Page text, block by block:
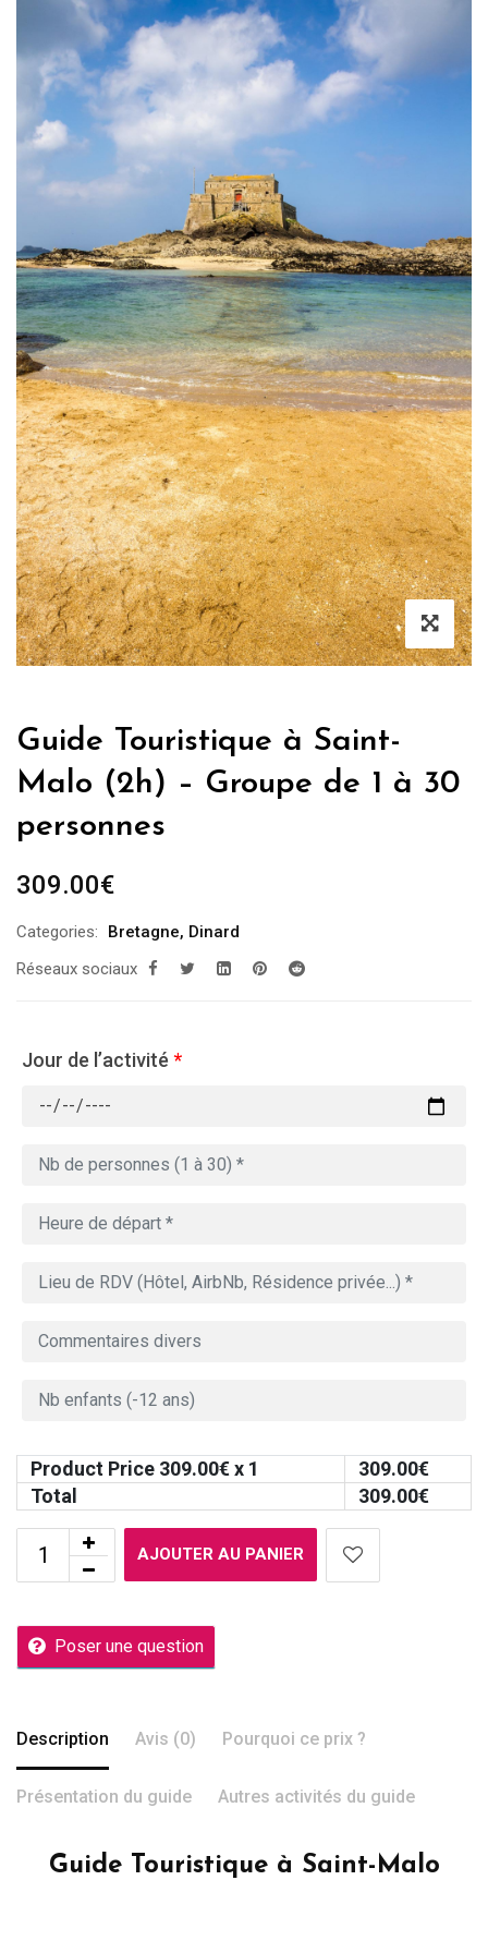
Guide Touristique à Saint-
Malo (2h) – Groupe de 1 à 30
personnes
309.00€
Categories: Bretagne, Dinard
Réseaux sociaux
Jour de l’activité *
Product Price 309.00€ x 1 309.00€
Total
309.00€
AJOUTER AU PANIER
Poser une question
Description Avis (0) Pourquoi ce prix ?
Présentation du guide Autres activités du guide
Guide Touristique à Saint-Malo